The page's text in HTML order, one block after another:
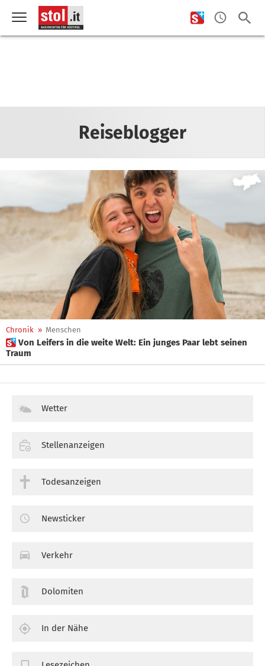
Reiseblogger
Chronik » Menschen
 Von Leifers in die weite Welt: Ein junges Paar lebt seinen
Traum
Wetter
Stellenanzeigen
Todesanzeigen
Newsticker
Verkehr
Dolomiten
In der Nähe